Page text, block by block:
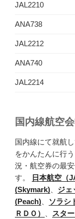
JAL2210
ANA738
JAL2212
ANA740
JAL2214
国内線航空
国内線にて就航
をかんたんに行
況・航空券の最
す。
日本航空（
(Skymark)
ジェ
(Peach)
ソラシ
ＲＤＯ）
スタ